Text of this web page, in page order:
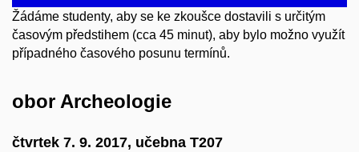
Žádáme studenty, aby se ke zkoušce dostavili s určitým
časovým předstihem (cca 45 minut), aby bylo možno využít
případného časového posunu termínů.
obor Archeologie
čtvrtek 7. 9. 2017, učebna T207